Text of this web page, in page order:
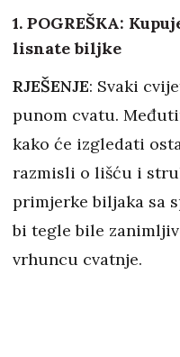
1. POGREŠKA:
lisnate biljke
RJEŠENJE: Svaki
punom cvatu.
kako će izgledati
razmisli o lišću i
primjerke biljaka sa
bi tegle bile
vrhuncu cvatnje.